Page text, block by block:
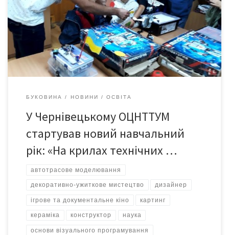
просто відкриваємо двері нашого центру, ми відчиняємо цілий
світ можливостей, де кожен з вас може стати винахідником,
конструктором, програмістом, інженером, дизайнером,
режисером, оператором, журналістом. Рік обіцяє бути
цікавим і наповненим відкриттями”, – до […]
БУКОВИНА НОВИНИ ОСВІТА
У Чернівецькому ОЦНТТУМ
стартував новий навчальний
рік: «На крилах технічних …
автотрасове моделювання
декоративно-ужиткове мистецтво дизайнер
ігрове та документальне кіно картинг
кераміка конструктор наука
основи візуального програмування